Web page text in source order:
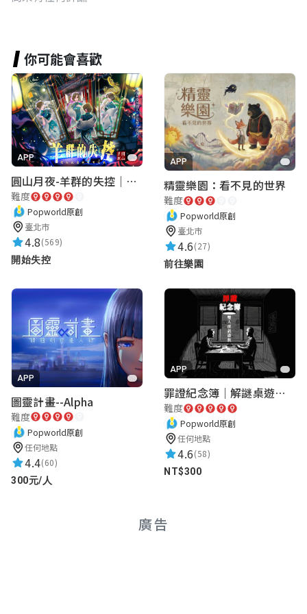
你可能會喜歡
APP
圓山月夜-羊群的失控｜圓山飯店 ARG實境解謎遊戲
難度
Popworld原創
臺北市
4.8(569)
開始失控
APP
精靈樂園：看不見的世界
難度
Popworld原創
臺北市
4.6(27)
前往樂園
APP
圖靈計畫--Alpha
難度
Popworld原創
任何地點
4.4(60)
300元/人
APP
罪證紀念簿｜解謎桌遊｜警匪偵訊｜室內遊戲
難度
Popworld原創
任何地點
4.6(58)
NT$300
廣告